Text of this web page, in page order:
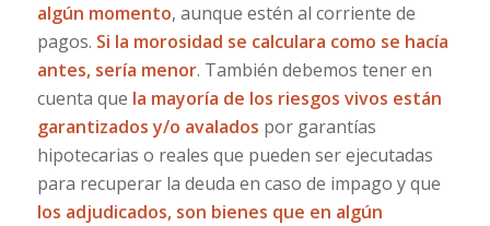
algún momento, aunque estén al corriente de
pagos. Si la morosidad se calculara como se hacía
antes, sería menor. También debemos tener en
cuenta que la mayoría de los riesgos vivos están
garantizados y/o avalados por garantías
hipotecarias o reales que pueden ser ejecutadas
para recuperar la deuda en caso de impago y que
los adjudicados, son bienes que en algún